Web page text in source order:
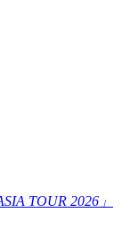
TOUR 2026」